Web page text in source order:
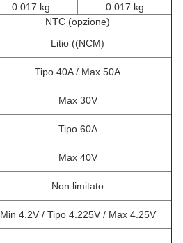
0.017 kg
0.017 kg
NTC (opzione)
Litio ((NCM)
Tipo 40A / Max 50A
Max 30V
Tipo 60A
Max 40V
Non limitato
Min 4.2V / Tipo 4.225V / Max 4.25V